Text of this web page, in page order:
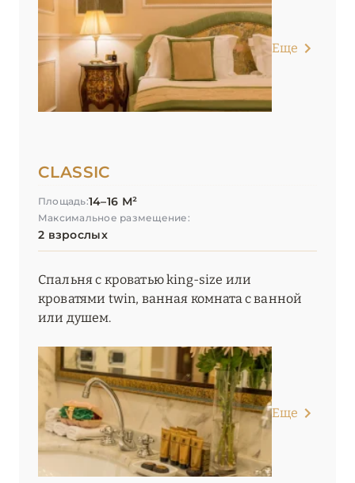
Palazzo Firenze by Baglioni Hotels & Resorts
Portrait Firenze
Starhotels Michelangelo Firenze
Starhotels Tuscany
Villa Cora
ФОРТЕ-ДЕЙ-МАРМИ
ТРЕНТИНО-АЛЬТО-
АДИДЖЕ
УМБРИЯ
ФРИУЛИ-ВЕНЕЦИЯ-
ДЖУЛИЯ
ЭМИЛИЯ-РОМАНЬЯ
Еще
CLASSIC
Площадь:14–16 М²
Максимальное размещение:
2 взрослых
Спальня с кроватью king-size или
кроватями twin, ванная комната с ванной
или душем.
Еще